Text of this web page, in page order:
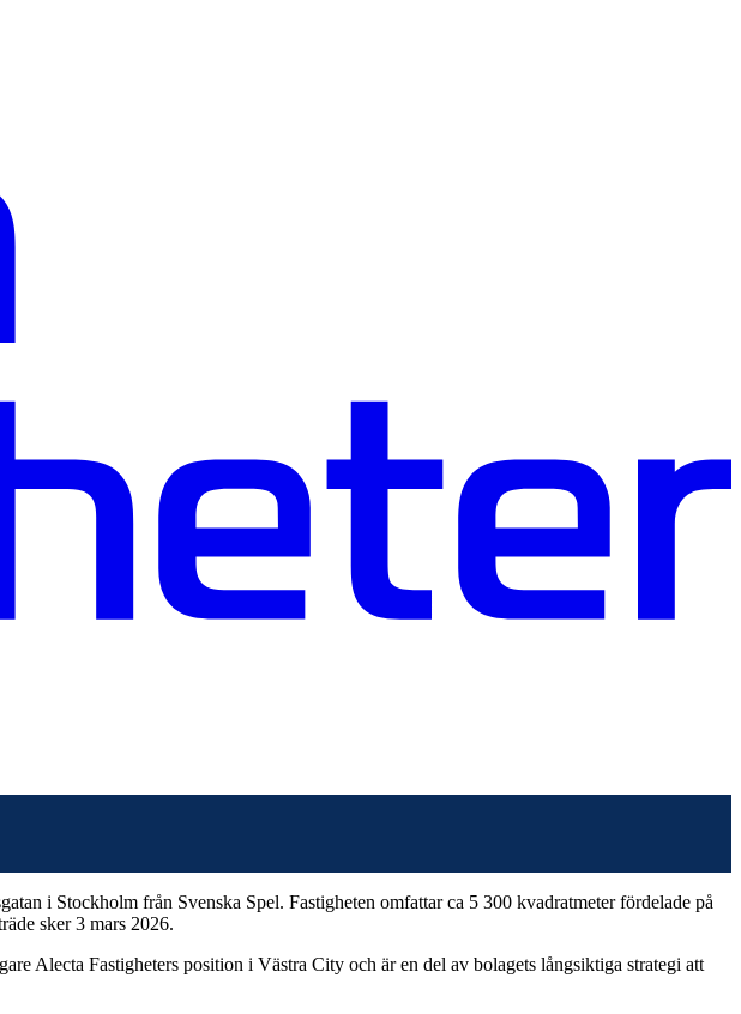
i Stockholm från Svenska Spel. Fastigheten omfattar ca 5 300 kvadratmeter fördelade på
sker 3 mars 2026.
Alecta Fastigheters position i Västra City och är en del av bolagets långsiktiga strategi att